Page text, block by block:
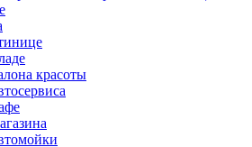
красоты